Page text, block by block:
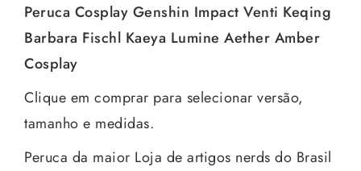
Peruca Cosplay Genshin Impact Venti Keqing
Barbara Fischl Kaeya Lumine Aether Amber
Cosplay
Clique em comprar para selecionar versão,
tamanho e medidas.
Peruca da maior Loja de artigos nerds do Brasil